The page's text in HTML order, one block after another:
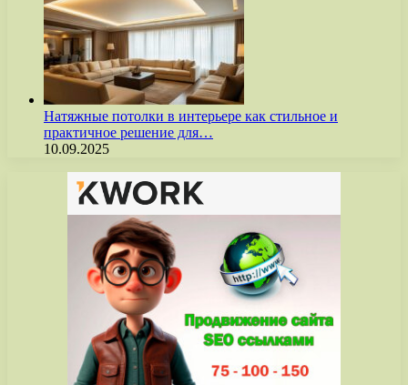
Натяжные потолки в интерьере как стильное и
практичное решение для…
10.09.2025